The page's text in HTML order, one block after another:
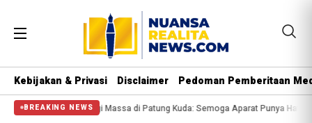
Kebijakan & Privasi Disclaimer Pedoman Pemberitaan
BREAKING NEWS
Halangi Massa di Patung Kuda: Semoga Aparat Punya Hati Nurani